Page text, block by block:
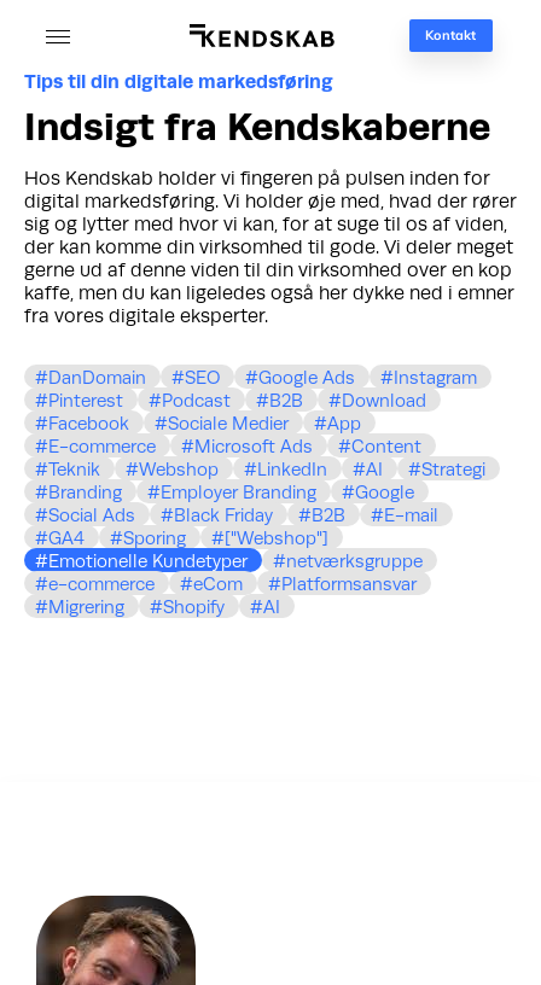
Kontakt
Tips til din digitale markedsføring
Indsigt fra Kendskaberne
Hos Kendskab holder vi fingeren på pulsen inden for
digital markedsføring. Vi holder øje med, hvad der rører
sig og lytter med hvor vi kan, for at suge til os af viden,
der kan komme din virksomhed til gode. Vi deler meget
gerne ud af denne viden til din virksomhed over en kop
kaffe, men du kan ligeledes også her dykke ned i emner
fra vores digitale eksperter.
DanDomain SEO Google Ads
Instagram
Pinterest
Podcast B2B
Download
Facebook
Sociale Medier
App
E-commerce
Microsoft Ads
Content
Teknik
Webshop LinkedIn AI
Strategi
Branding
Employer Branding
Google
Social Ads
Black Friday B2B
E-mail
GA4
Sporing
["Webshop"]
Emotionelle Kundetyper
netværksgruppe
e-commerce
eCom
Platformsansvar
Migrering
Shopify AI